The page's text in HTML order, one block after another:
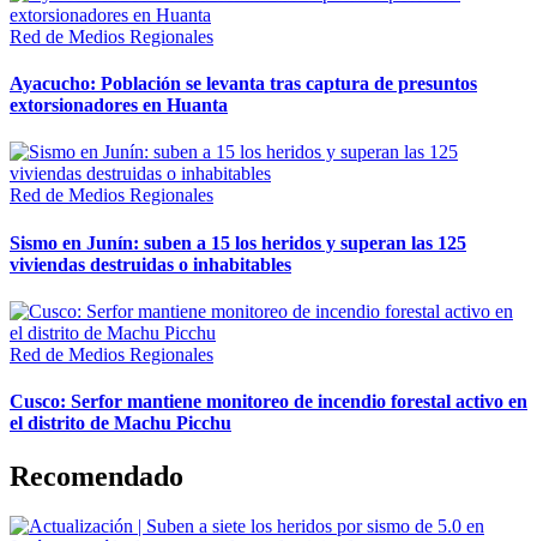
Red de Medios Regionales
Ayacucho: Población se levanta tras captura de presuntos
extorsionadores en Huanta
Red de Medios Regionales
Sismo en Junín: suben a 15 los heridos y superan las 125
viviendas destruidas o inhabitables
Red de Medios Regionales
Cusco: Serfor mantiene monitoreo de incendio forestal activo en
el distrito de Machu Picchu
Recomendado